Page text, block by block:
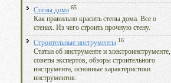
Стены дома 65
Как правильно красить стены дома. Все о
стенах. Из чего строить прочную стену.
Строительные инструменты 16
Статьи об инструменте и электроинструменте,
советы экспертов, обзоры строительного
инструмента, основные характеристики
инструментов.